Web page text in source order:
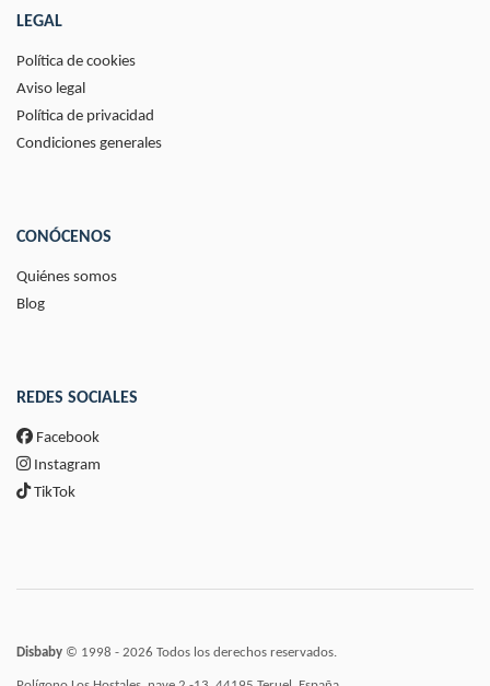
LEGAL
Política de cookies
Aviso legal
Política de privacidad
Condiciones generales
CONÓCENOS
Quiénes somos
Blog
REDES SOCIALES
Facebook
Instagram
TikTok
Disbaby © 1998 - 2026 Todos los derechos reservados.